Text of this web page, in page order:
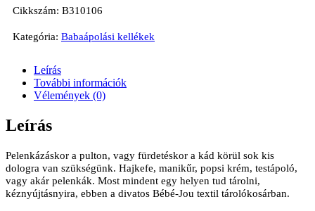
Cikkszám: B310106
Kategória: Babaápolási kellékek
Leírás
További információk
Vélemények (0)
Leírás
Pelenkázáskor a pulton, vagy fürdetéskor a kád körül sok kis
dologra van szükségünk. Hajkefe, manikűr, popsi krém, testápoló,
vagy akár pelenkák. Most mindent egy helyen tud tárolni,
kéznyújtásnyira, ebben a divatos Bébé-Jou textil tárolókosárban.